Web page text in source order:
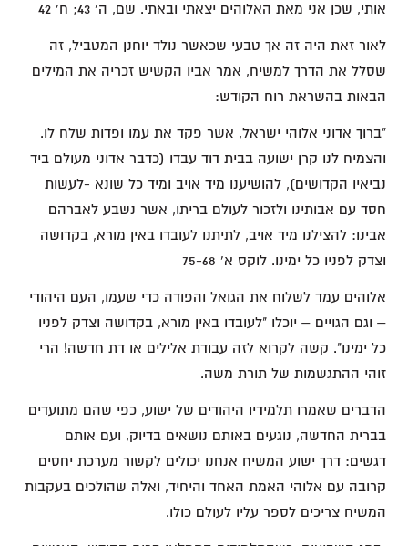
אותי, שכן אני מאת האלוהים יצאתי ובאתי. שם, ה' 43; ח' 42
לאור זאת היה זה אך טבעי שכאשר נולד יוחנן המטביל, זה
שסלל את הדרך למשיח, אמר אביו הקשיש זכריה את המילים
הבאות בהשראת רוח הקודש:
"ברוך אדוני אלוהי ישראל, אשר פקד את עמו ופדות שלח לו.
והצמיח לנו קרן ישועה בבית דוד עבדו (כדבר אדוני מעולם ביד
נביאיו הקדושים), להושיענו מיד אויב ומיד כל שונא -לעשות
חסד עם אבותינו ולזכור לעולם בריתו, אשר נשבע לאברהם
אבינו: להצילנו מיד אויב, לתיתנו לעובדו באין מורא, בקדושה
וצדק לפניו כל ימינו. לוקס א' 75-68
אלוהים עמד לשלוח את הגואל והפודה כדי שעמו, העם היהודי
– וגם הגויים – יוכלו "לעובדו באין מורא, בקדושה וצדק לפניו
כל ימינו". קשה לקרוא לזה עבודת אלילים או דת חדשה! הרי
זוהי ההתגשמות של תורת משה.
הדברים שאמרו תלמידיו היהודים של ישוע, כפי שהם מתועדים
בברית החדשה, נוגעים באותם נושאים בדיוק, ועם אותם
דגשים: דרך ישוע המשיח אנחנו יכולים לקשור מערכת יחסים
קרובה עם אלוהי האמת האחד והיחיד, ואלה שהולכים בעקבות
המשיח צריכים לספר עליו לעולם כולו.